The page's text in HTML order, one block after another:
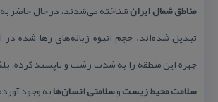
مناطق شمال ایرانشناخته می‌شدند، در حال حاضر
تبدیل شده‌اند. حجم انبوه زباله‌های رها شده در
چهره این منطقه را به شدت زشت و ناپسند كرده،
سلامت محیط زیستوسلامتی انسان‌هابه وجود